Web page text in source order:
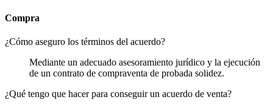
Compra
¿Cómo aseguro los términos del acuerdo?
Mediante un adecuado asesoramiento jurídico y la ejecución
de un contrato de compraventa de probada solidez.
¿Qué tengo que hacer para conseguir un acuerdo de venta?